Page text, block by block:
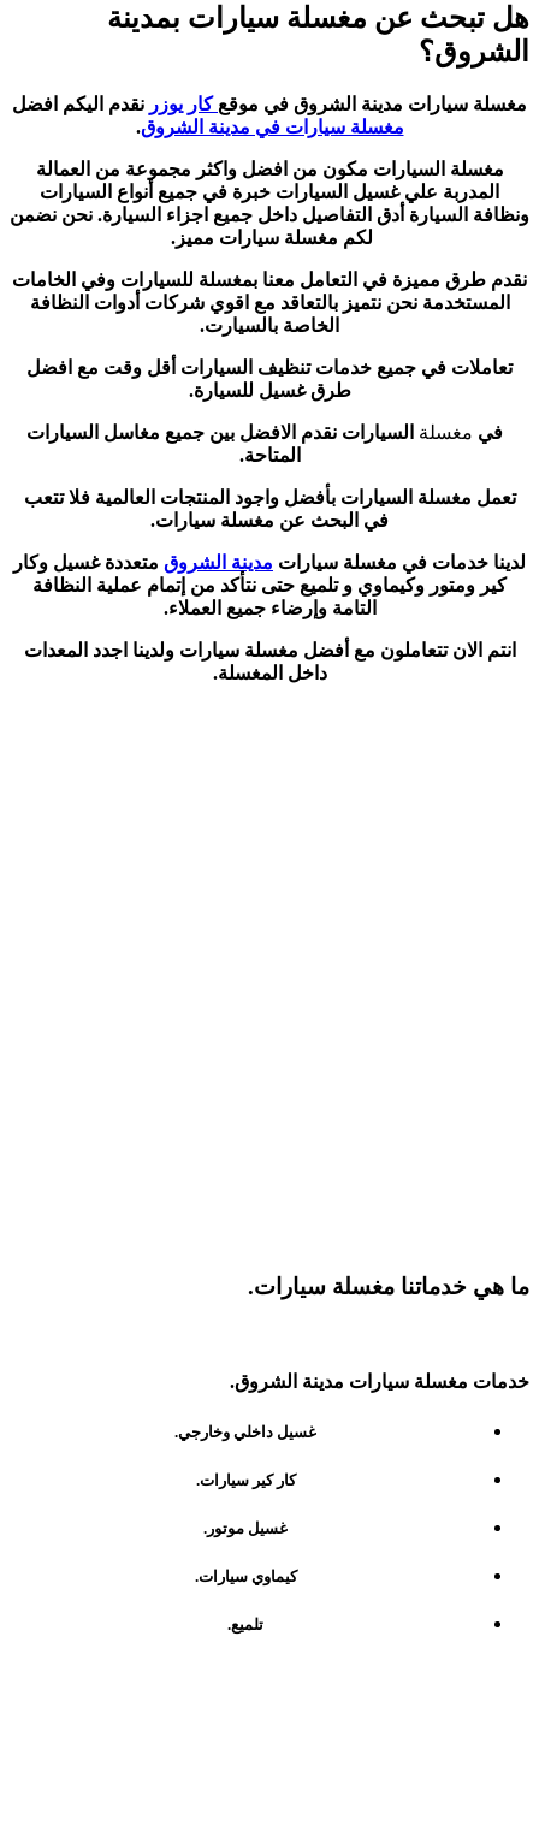
هل تبحث عن مغسلة سيارات بمدينة
الشروق؟
مغسلة سيارات مدينة الشروق في موقع كار يوزر نقدم اليكم افضل
مغسلة سيارات في مدينة الشروق.
مغسلة السيارات مكون من افضل واكثر مجموعة من العمالة
المدربة علي غسيل السيارات خبرة في جميع أنواع السيارات
ونظافة السيارة أدق التفاصيل داخل جميع اجزاء السيارة. نحن نضمن
لكم مغسلة سيارات مميز.
نقدم طرق مميزة في التعامل معنا بمغسلة للسيارات وفي الخامات
المستخدمة نحن نتميز بالتعاقد مع اقوي شركات أدوات النظافة
الخاصة بالسيارت.
تعاملات في جميع خدمات تنظيف السيارات أقل وقت مع افضل
طرق غسيل للسيارة.
في مغسلة السيارات نقدم الافضل بين جميع مغاسل السيارات
المتاحة.
تعمل مغسلة السيارات بأفضل واجود المنتجات العالمية فلا تتعب
في البحث عن مغسلة سيارات.
لدينا خدمات في مغسلة سيارات مدينة الشروق متعددة غسيل وكار
كير ومتور وكيماوي و تلميع حتى نتأكد من إتمام عملية النظافة
التامة وإرضاء جميع العملاء.
انتم الان تتعاملون مع أفضل مغسلة سيارات ولدينا اجدد المعدات
داخل المغسلة.
ما هي خدماتنا مغسلة سيارات.
خدمات مغسلة سيارات مدينة الشروق.
غسيل داخلي وخارجي.
كار كير سيارات.
غسيل موتور.
كيماوي سيارات.
تلميع.